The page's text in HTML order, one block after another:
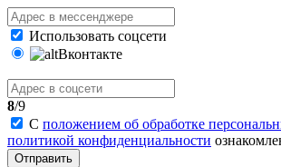
Использовать соцсети
Вконтакте
8/9
С положением об обработке
политикой конфиденциальности
Отправить